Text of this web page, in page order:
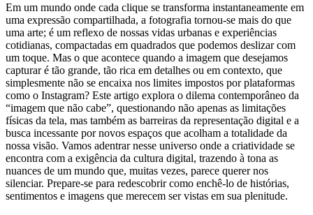
Em um⁤ mundo onde cada⁤ clique se transforma instantaneamente em
uma expressão compartilhada,‍ a fotografia tornou-se ⁣mais do que
uma arte;‌ é um reflexo de nossas vidas ​urbanas e experiências
cotidianas, compactadas em ⁣quadrados‍ que podemos deslizar com
um toque. ​Mas‌ o que acontece​ quando a imagem que desejamos⁢
capturar é tão grande, tão rica‌ em detalhes‌ ou em contexto, que​
simplesmente não se‌ encaixa nos‍ limites impostos por plataformas
como o⁢ Instagram? Este artigo explora o⁤ dilema ⁤contemporâneo da⁤
“imagem que ⁤não cabe”, questionando não​ apenas as limitações​
físicas⁣ da ‍tela, mas também as ⁤barreiras da ‍representação ⁤digital⁤ e a
busca incessante por ​novos ​espaços que acolham‌ a ⁢totalidade da
nossa visão. Vamos ‌adentrar‍ nesse universo onde a criatividade ⁤se ​
encontra com a exigência da cultura digital, ⁤trazendo à⁢ tona as
nuances de ⁢um mundo que, ​muitas vezes, parece‍ querer nos
silenciar. Prepare-se para​ redescobrir‍ como⁢ enchê-lo de histórias,​
sentimentos e imagens que merecem ser vistas em sua plenitude.